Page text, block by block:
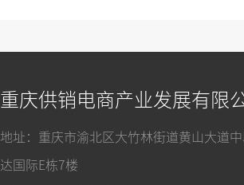
重庆供销电商产业发展有限
地址：重庆市渝北区大竹林街道黄山大道
达国际E栋7楼